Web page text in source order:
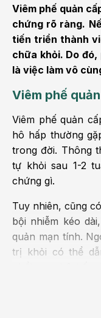
Viêm phế quản
chứng rõ ràng.
tiến triển thành
chữa khỏi. Do
là việc làm vô
Viêm phế
Viêm phế quản
hô hấp thường
trong đời. Thông
tự khỏi sau 1-2
chứng gì.
Tuy nhiên, cũng
bội nhiễm kéo
quản mạn tính.
trị khỏi có thể